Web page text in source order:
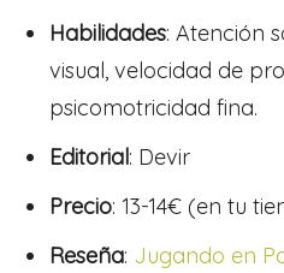
Habilidades: Atención
visual, velocidad de
psicomotricidad fina.
Editorial: Devir
Precio: 13-14€ (en tu
Reseña: Jugando en